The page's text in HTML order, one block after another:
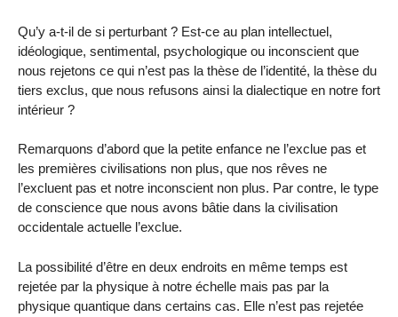
Qu’y a-t-il de si perturbant ? Est-ce au plan intellectuel,
idéologique, sentimental, psychologique ou inconscient que
nous rejetons ce qui n’est pas la thèse de l’identité, la thèse du
tiers exclus, que nous refusons ainsi la dialectique en notre fort
intérieur ?
Remarquons d’abord que la petite enfance ne l’exclue pas et
les premières civilisations non plus, que nos rêves ne
l’excluent pas et notre inconscient non plus. Par contre, le type
de conscience que nous avons bâtie dans la civilisation
occidentale actuelle l’exclue.
La possibilité d’être en deux endroits en même temps est
rejetée par la physique à notre échelle mais pas par la
physique quantique dans certains cas. Elle n’est pas rejetée